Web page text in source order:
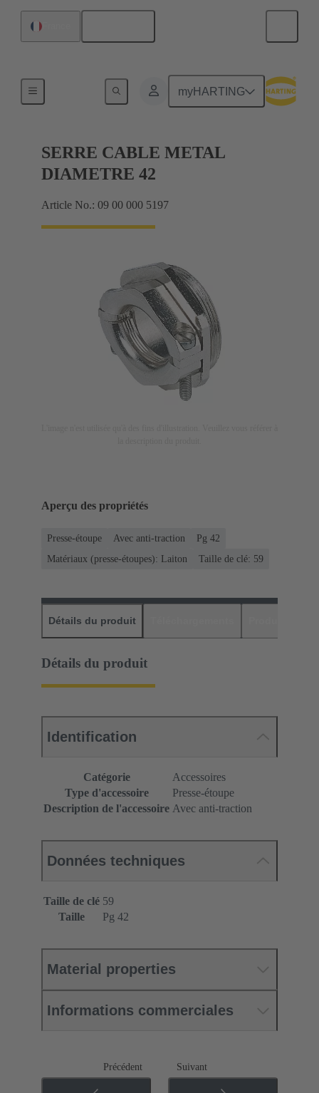
myHARTING
Presse-étoupes
SERRE CABLE METAL
DIAMETRE 42
Article No.: 09 00 000 5197
Aperçu des propriétés
Presse-étoupe Avec anti-traction
Pg 42
Matériaux (presse-étoupes): Laiton
Taille de clé: 59
Détails du produit
Détails du produit
Identification
Catégorie
Accessoires
Type d'accessoire
Presse-étoupe
Description de l'accessoire Avec anti-traction
Données techniques
Taille de clé 59
Taille
Pg 42
Material properties
Informations commerciales
Précédent Suivant